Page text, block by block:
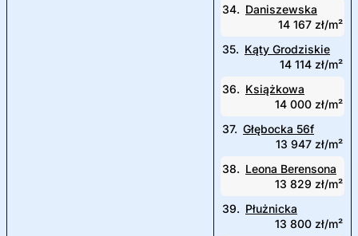
34. Daniszewska
14 167 zł/m²
35. Kąty Grodziskie
14 114 zł/m²
36. Książkowa
14 000 zł/m²
37. Głębocka 56f
13 947 zł/m²
38. Leona Berensona
13 829 zł/m²
39. Płużnicka
13 800 zł/m²